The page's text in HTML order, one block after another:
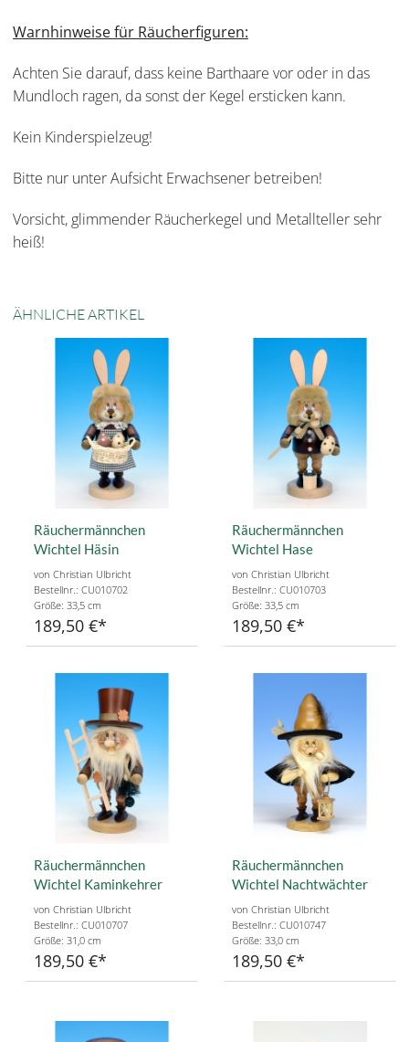
Warnhinweise für Räucherfiguren:
Achten Sie darauf, dass keine Barthaare vor oder in das
Mundloch ragen, da sonst der Kegel ersticken kann.
Kein Kinderspielzeug!
Bitte nur unter Aufsicht Erwachsener betreiben!
Vorsicht, glimmender Räucherkegel und Metallteller sehr
heiß!
ÄHNLICHE ARTIKEL
Räuchermännchen
Wichtel Häsin
von Christian Ulbricht
Bestellnr.: CU010702
Größe: 33,5 cm
189,50 €
Räuchermännchen
Wichtel Hase
von Christian Ulbricht
Bestellnr.: CU010703
Größe: 33,5 cm
189,50 €
Räuchermännchen
Wichtel Kaminkehrer
von Christian Ulbricht
Bestellnr.: CU010707
Größe: 31,0 cm
189,50 €
Räuchermännchen
Wichtel Nachtwächter
von Christian Ulbricht
Bestellnr.: CU010747
Größe: 33,0 cm
189,50 €